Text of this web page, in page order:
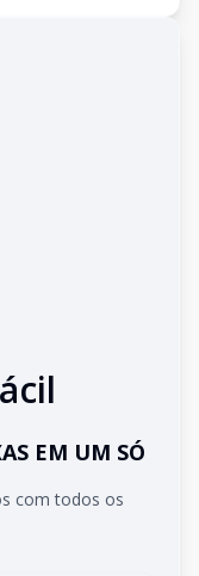
EM UM SÓ
com todos os